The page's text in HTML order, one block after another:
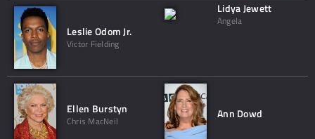
Leslie Odom Jr.
Victor Fielding
Lidya Jewett
Angela
Ellen Burstyn
Chris MacNeil
Ann Dowd